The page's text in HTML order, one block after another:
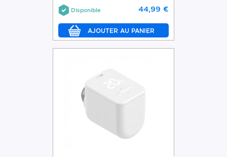
44,99 €
Disponible